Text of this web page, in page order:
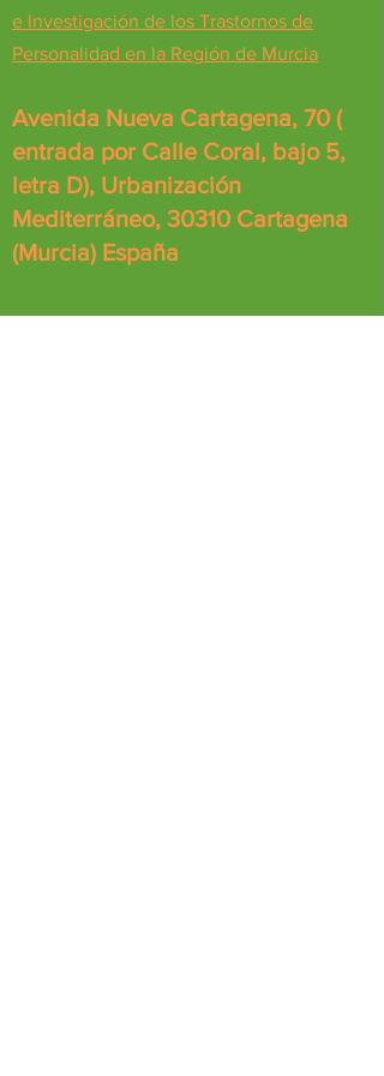
e Investigación de los Trastornos de
Personalidad en la Región de Murcia
Avenida Nueva Cartagena, 70 (
entrada por Calle Coral, bajo 5,
letra D), Urbanización
Mediterráneo, 30310 Cartagena
(Murcia) España